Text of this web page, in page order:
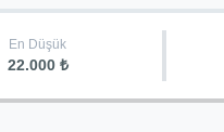
En Düşük
22.000 ₺